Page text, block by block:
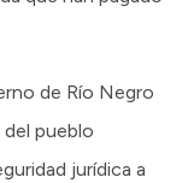
de Río Negro
pueblo
jurídica a